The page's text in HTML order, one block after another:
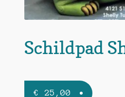
Schildpad
€ 25,00